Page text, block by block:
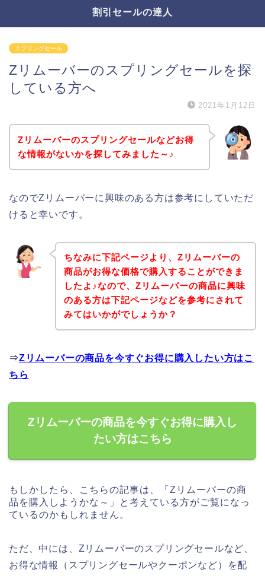
割引セールの達人
スプリングセール
Zリムーバーのスプリングセールを探
している方へ
2021年1月12日
Zリムーバーのスプリングセールなどお得
な情報がないかを探してみました～♪
なのでZリムーバーに興味のある方は参考にしていただ
けると幸いです。
ちなみに下記ページより、Zリムーバーの
商品がお得な価格で購入することができま
したよ♪なので、Zリムーバーの商品に興味
のある方は下記ページなどを参考にされて
みてはいかがでしょうか？
⇒Zリムーバーの商品を今すぐお得に購入したい方はこ
ちら
Zリムーバーの商品を今すぐお得に購入し
たい方はこちら
もしかしたら、こちらの記事は、「Zリムーバーの商
品を購入しようかな～」と考えている方がご覧になっ
ているのかもしれません。
ただ、中には、Zリムーバーのスプリングセールなど、
お得な情報（スプリングセールやクーポンなど）を配